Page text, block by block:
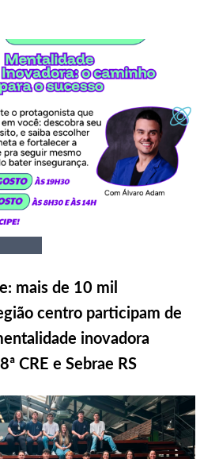
mais de 10 mil
centro participam de
inovadora
CRE e Sebrae RS